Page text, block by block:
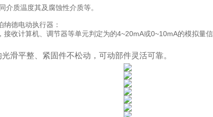
介质温度其及腐蚀性介质等。
纳德电动执行器：
收计算机、调节器等单元判定为的4~20mA或0~10mA的模拟量
滑平整、紧固件不松动，可动部件灵活可靠。